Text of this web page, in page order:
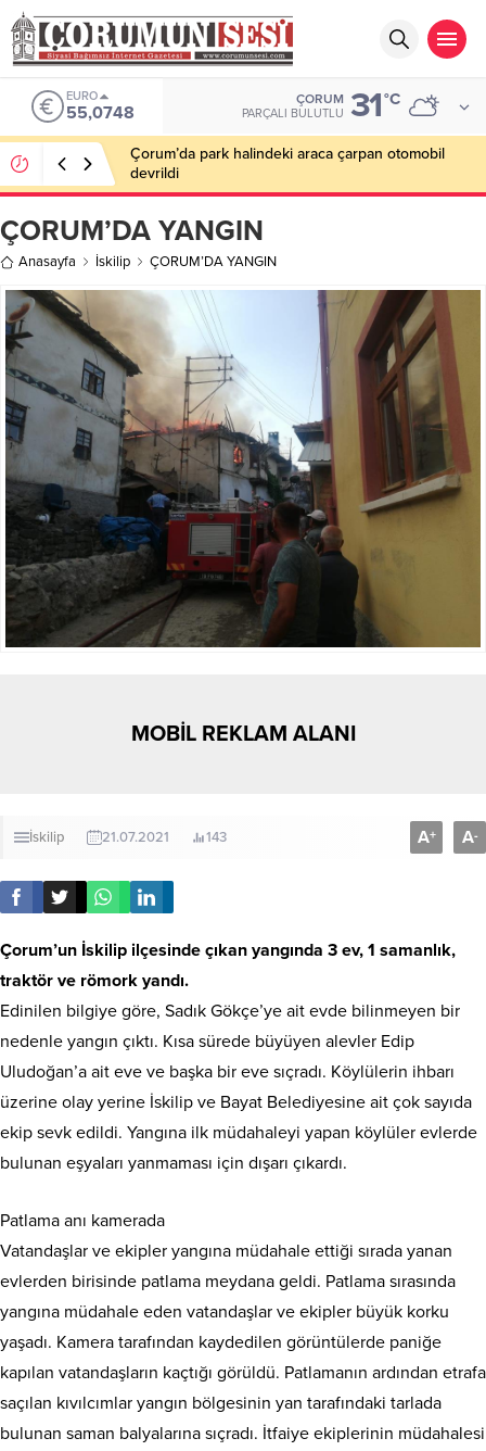
EURO
55,0748
ÇORUM
PARÇALI BULUTLU 31°C
Çorum’da park halindeki araca çarpan otomobil
devrildi
ÇORUM’DA YANGIN
Anasayfa İskilip ÇORUM’DA YANGIN
MOBİL REKLAM ALANI
İskilip 21.07.2021 143 A+ A-
Çorum’un İskilip ilçesinde çıkan yangında 3 ev, 1 samanlık,
traktör ve römork yandı.
Edinilen bilgiye göre, Sadık Gökçe’ye ait evde bilinmeyen bir
nedenle yangın çıktı. Kısa sürede büyüyen alevler Edip
Uludoğan’a ait eve ve başka bir eve sıçradı. Köylülerin ihbarı
üzerine olay yerine İskilip ve Bayat Belediyesine ait çok sayıda
ekip sevk edildi. Yangına ilk müdahaleyi yapan köylüler evlerde
bulunan eşyaları yanmaması için dışarı çıkardı.
Patlama anı kamerada
Vatandaşlar ve ekipler yangına müdahale ettiği sırada yanan
evlerden birisinde patlama meydana geldi. Patlama sırasında
yangına müdahale eden vatandaşlar ve ekipler büyük korku
yaşadı. Kamera tarafından kaydedilen görüntülerde paniğe
kapılan vatandaşların kaçtığı görüldü. Patlamanın ardından etrafa
saçılan kıvılcımlar yangın bölgesinin yan tarafındaki tarlada
bulunan saman balyalarına sıçradı. İtfaiye ekiplerinin müdahalesi